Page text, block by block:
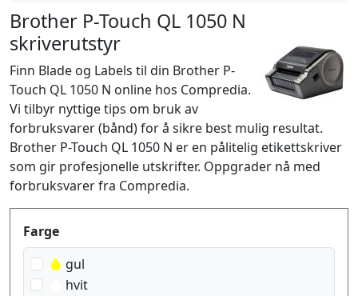
Brother P-Touch QL 1050 N
skriverutstyr
Finn Blade og Labels til din Brother P-
Touch QL 1050 N online hos Compredia.
Vi tilbyr nyttige tips om bruk av
forbruksvarer (bånd) for å sikre best mulig resultat.
Brother P-Touch QL 1050 N er en pålitelig etikettskriver
som gir profesjonelle utskrifter. Oppgrader nå med
forbruksvarer fra Compredia.
Produktfilter
Farge
gul
hvit